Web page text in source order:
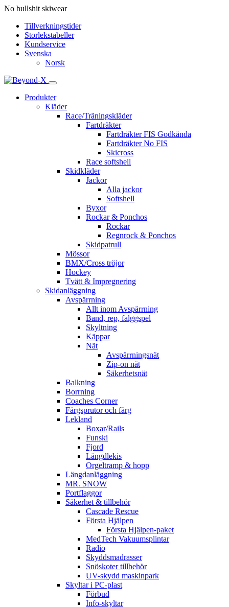
No bullshit skiwear
Tillverkningstider
Storlekstabeller
Kundservice
Svenska
Norsk
Produkter
Kläder
Race/Träningskläder
Fartdräkter
Fartdräkter FIS Godkända
Fartdräkter No FIS
Skicross
Race softshell
Skidkläder
Jackor
Alla jackor
Softshell
Byxor
Rockar & Ponchos
Rockar
Regnrock & Ponchos
Skidpatrull
Mössor
BMX/Cross tröjor
Hockey
Tvätt & Impregnering
Skidanläggning
Avspärrning
Allt inom Avspärrning
Band, rep, falggspel
Skyltning
Käppar
Nät
Avspärrningsnät
Zip-on nät
Säkerhetsnät
Balkning
Borrning
Coaches Corner
Färgsprutor och färg
Lekland
Boxar/Rails
Funski
Fjord
Längdlekis
Orgeltramp & hopp
Längdanläggning
MR. SNOW
Portflaggor
Säkerhet & tillbehör
Cascade Rescue
Första Hjälpen
Första Hjälpen-paket
MedTech Vakuumsplintar
Radio
Skyddsmadrasser
Snöskoter tillbehör
UV-skydd maskinpark
Skyltar i PC-plast
Förbud
Info-skyltar